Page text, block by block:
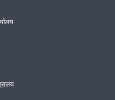
आदान-प्रदान समारोह तथा कदर